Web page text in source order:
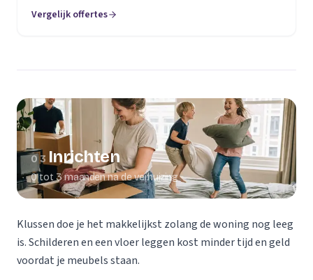
Vergelijk offertes
(opent in een nieuw tabblad)
03 Inrichten
0 tot 3 maanden na de verhuizing
Klussen doe je het makkelijkst zolang de woning nog leeg
is. Schilderen en een vloer leggen kost minder tijd en geld
voordat je meubels staan.